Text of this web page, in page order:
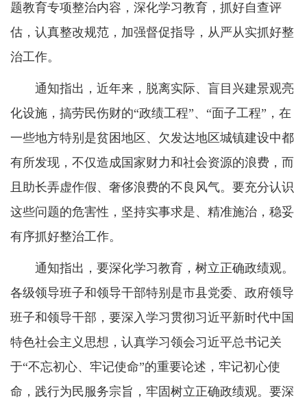
题教育专项整治内容，深化学习教育，抓好自查评
估，认真整改规范，加强督促指导，从严从实抓好整
治工作。
通知指出，近年来，脱离实际、盲目兴建景观亮
化设施，搞劳民伤财的“政绩工程”、“面子工程”，在
一些地方特别是贫困地区、欠发达地区城镇建设中都
有所发现，不仅造成国家财力和社会资源的浪费，而
且助长弄虚作假、奢侈浪费的不良风气。要充分认识
这些问题的危害性，坚持实事求是、精准施治，稳妥
有序抓好整治工作。
通知指出，要深化学习教育，树立正确政绩观。
各级领导班子和领导干部特别是市县党委、政府领导
班子和领导干部，要深入学习贯彻习近平新时代中国
特色社会主义思想，认真学习领会习近平总书记关
于“不忘初心、牢记使命”的重要论述，牢记初心使
命，践行为民服务宗旨，牢固树立正确政绩观。要深